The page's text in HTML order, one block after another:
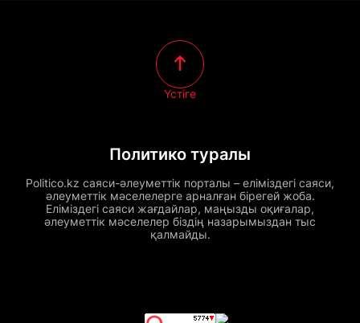
Политико туралы
Politico.kz саяси-әлеуметтік порталы – еліміздегі саяси,
әлеуметтік мәселелерге арналған бірегей жоба.
Еліміздегі саяси жағдайлар, маңызды оқиғалар,
әлеуметтік мәселелер біздің назарымыздан тыс
қалмайды.
Үстіге